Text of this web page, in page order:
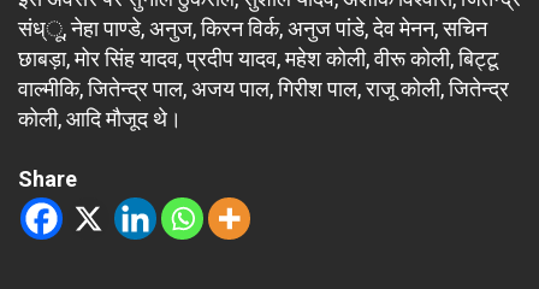
संध्ू, नेहा पाण्डे, अनुज, किरन विर्क, अनुज पांडे, देव मेनन, सचिन
छाबड़ा, मोर सिंह यादव, प्रदीप यादव, महेश कोली, वीरू कोली, बिट्टू
वाल्मीकि, जितेन्द्र पाल, अजय पाल, गिरीश पाल, राजू कोली, जितेन्द्र
कोली, आदि मौजूद थे।
Share